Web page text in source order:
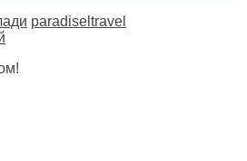
paradiseltravel